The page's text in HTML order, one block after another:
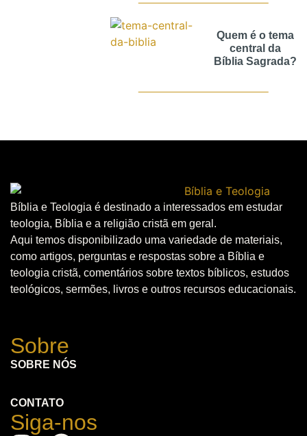
Quem é o tema
central da
Bíblia Sagrada?
Bíblia e Teologia é destinado a interessados em estudar
teologia, Bíblia e a religião cristã em geral.
Aqui temos disponibilizado uma variedade de materiais,
como artigos, perguntas e respostas sobre a Bíblia e
teologia cristã, comentários sobre textos bíblicos, estudos
teológicos, sermões, livros e outros recursos educacionais.
Sobre
SOBRE NÓS
CONTATO
Siga-nos